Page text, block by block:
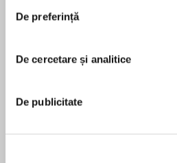
De preferință
De cercetare și analitice
De publicitate
by the gangsters of the
boxer who never lost a
Warriors.
My Uncle Charlie, the
a born leader. The eldest of
MAI MULT
pentru această carte